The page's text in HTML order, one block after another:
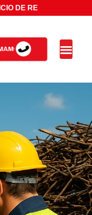
DE REC OG